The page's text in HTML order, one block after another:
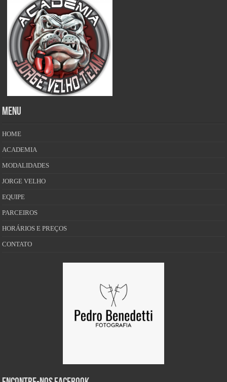
MENU
HOME
ACADEMIA
MODALIDADES
JORGE VELHO
EQUIPE
PARCEIROS
HORÁRIOS E PREÇOS
CONTATO